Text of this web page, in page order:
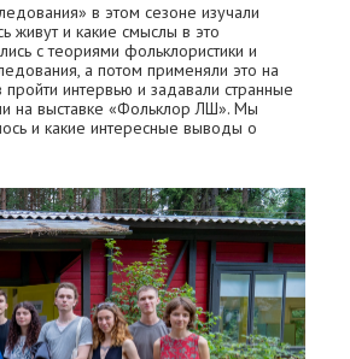
в этом сезоне изучали
живут и какие смыслы в это
с теориями фольклористики и
а потом применяли это на
интервью и задавали странные
на выставке «Фольклор ЛШ». Мы
и какие интересные выводы о